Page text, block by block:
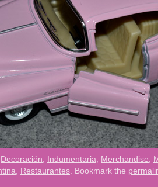
Decoración Indumentaria Merchandise
Restaurantes . Bookmark the